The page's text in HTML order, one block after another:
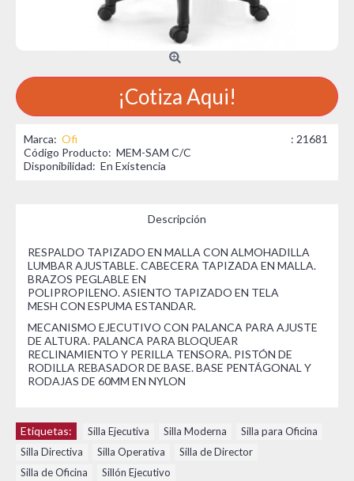
¡Cotiza Aqui!
: 21681
Marca: Ofi
Código Producto: MEM-SAM C/C
Disponibilidad: En Existencia
Descripción
RESPALDO TAPIZADO EN MALLA CON ALMOHADILLA
LUMBAR AJUSTABLE. CABECERA TAPIZADA EN MALLA.
BRAZOS PEGLABLE EN
POLIPROPILENO. ASIENTO TAPIZADO EN TELA
MESH CON ESPUMA ESTANDAR.
MECANISMO EJECUTIVO CON PALANCA PARA AJUSTE
DE ALTURA. PALANCA PARA BLOQUEAR
RECLINAMIENTO Y PERILLA TENSORA. PISTÓN DE
RODILLA REBASADOR DE BASE. BASE PENTÁGONAL Y
RODAJAS DE 60MM EN NYLON
Etiquetas: Silla Ejecutiva Silla Moderna Silla para Oficina
Silla Directiva
Silla Operativa Silla de Director
Silla de Oficina
Sillón Ejecutivo